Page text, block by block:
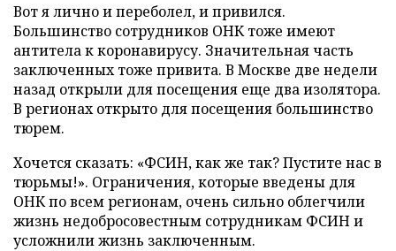
Вот я лично и переболел, и привился.
Большинство сотрудников ОНК тоже имеют
антитела к коронавирусу. Значительная часть
заключенных тоже привита. В Москве две недели
назад открыли для посещения еще два изолятора.
В регионах открыто для посещения большинство
тюрем.
Хочется сказать: «ФСИН, как же так? Пустите нас в
тюрьмы!». Ограничения, которые введены для
ОНК по всем регионам, очень сильно облегчили
жизнь недобросовестным сотрудникам ФСИН и
усложнили жизнь заключенным.